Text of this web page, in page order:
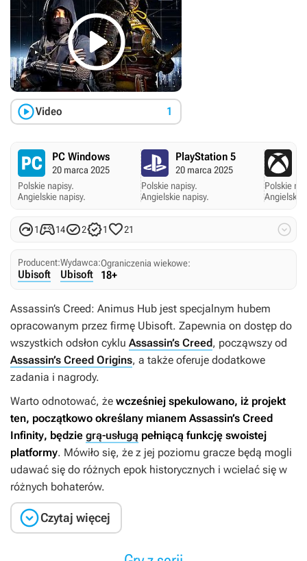

Video 1
PC Windows
20 marca 2025
Polskie napisy.
Angielskie napisy.
PlayStation 5
20 marca 2025
Polskie napisy.
Angielskie napisy.
Polskie
Angielskie
11421 21 
Producent:
Ubisoft
Wydawca:
Ubisoft
Ograniczenia wiekowe:
18+
Assassin’s Creed: Animus Hub jest specjalnym hubem
opracowanym przez firmę Ubisoft. Zapewnia on dostęp do
wszystkich odsłon cyklu Assassin’s Creed, począwszy od
Assassin’s Creed Origins, a także oferuje dodatkowe
zadania i nagrody.
Warto odnotować, że wcześniej spekulowano, iż projekt
ten, początkowo określany mianem Assassin’s Creed
Infinity, będzie grą-usługą pełniącą funkcję swoistej
platformy. Mówiło się, że z jej poziomu gracze będą mogli
udawać się do różnych epok historycznych i wcielać się w
różnych bohaterów.
Czytaj więcej